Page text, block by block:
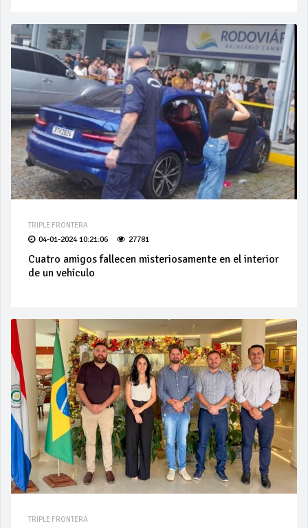
TRIPLE FRONTERA
04-01-2024 10:21:06 27781
Cuatro amigos fallecen misteriosamente en el interior
de un vehículo
TRIPLE FRONTERA